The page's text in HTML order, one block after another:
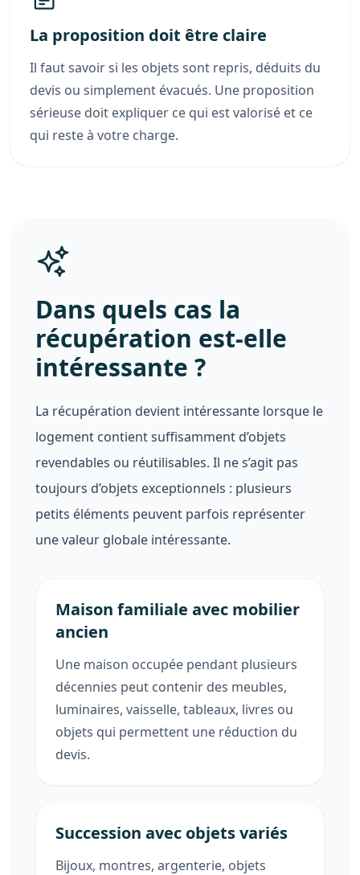
La proposition doit être claire
Il faut savoir si les objets sont repris, déduits du
devis ou simplement évacués. Une proposition
sérieuse doit expliquer ce qui est valorisé et ce
qui reste à votre charge.
Dans quels cas la
récupération est-elle
intéressante ?
La récupération devient intéressante lorsque le
logement contient suffisamment d’objets
revendables ou réutilisables. Il ne s’agit pas
toujours d’objets exceptionnels : plusieurs
petits éléments peuvent parfois représenter
une valeur globale intéressante.
Maison familiale avec mobilier
ancien
Une maison occupée pendant plusieurs
décennies peut contenir des meubles,
luminaires, vaisselle, tableaux, livres ou
objets qui permettent une réduction du
devis.
Succession avec objets variés
Bijoux, montres, argenterie, objets